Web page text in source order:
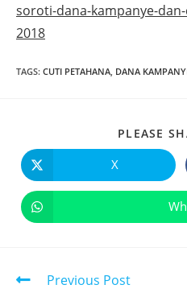
soroti-dana-kampanye-
2018
TAGS: CUTI PETAHANA DANA
PLEASE
X
Previous Post